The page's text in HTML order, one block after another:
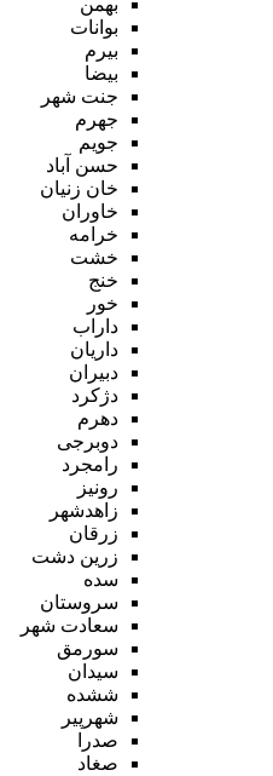
بوانات
بیرم
بیضا
جنت شهر
جهرم
جویم
حسن آباد
خان زنیان
خاوران
خرامه
خشت
خنج
خور
داراب
داریان
دبیران
دژکرد
دهرم
دوبرجی
رامجرد
رونیز
زاهدشهر
زرقان
زرین دشت
سده
سروستان
سعادت شهر
سورمق
سیدان
ششده
شهرپیر
صدرا
صغاد